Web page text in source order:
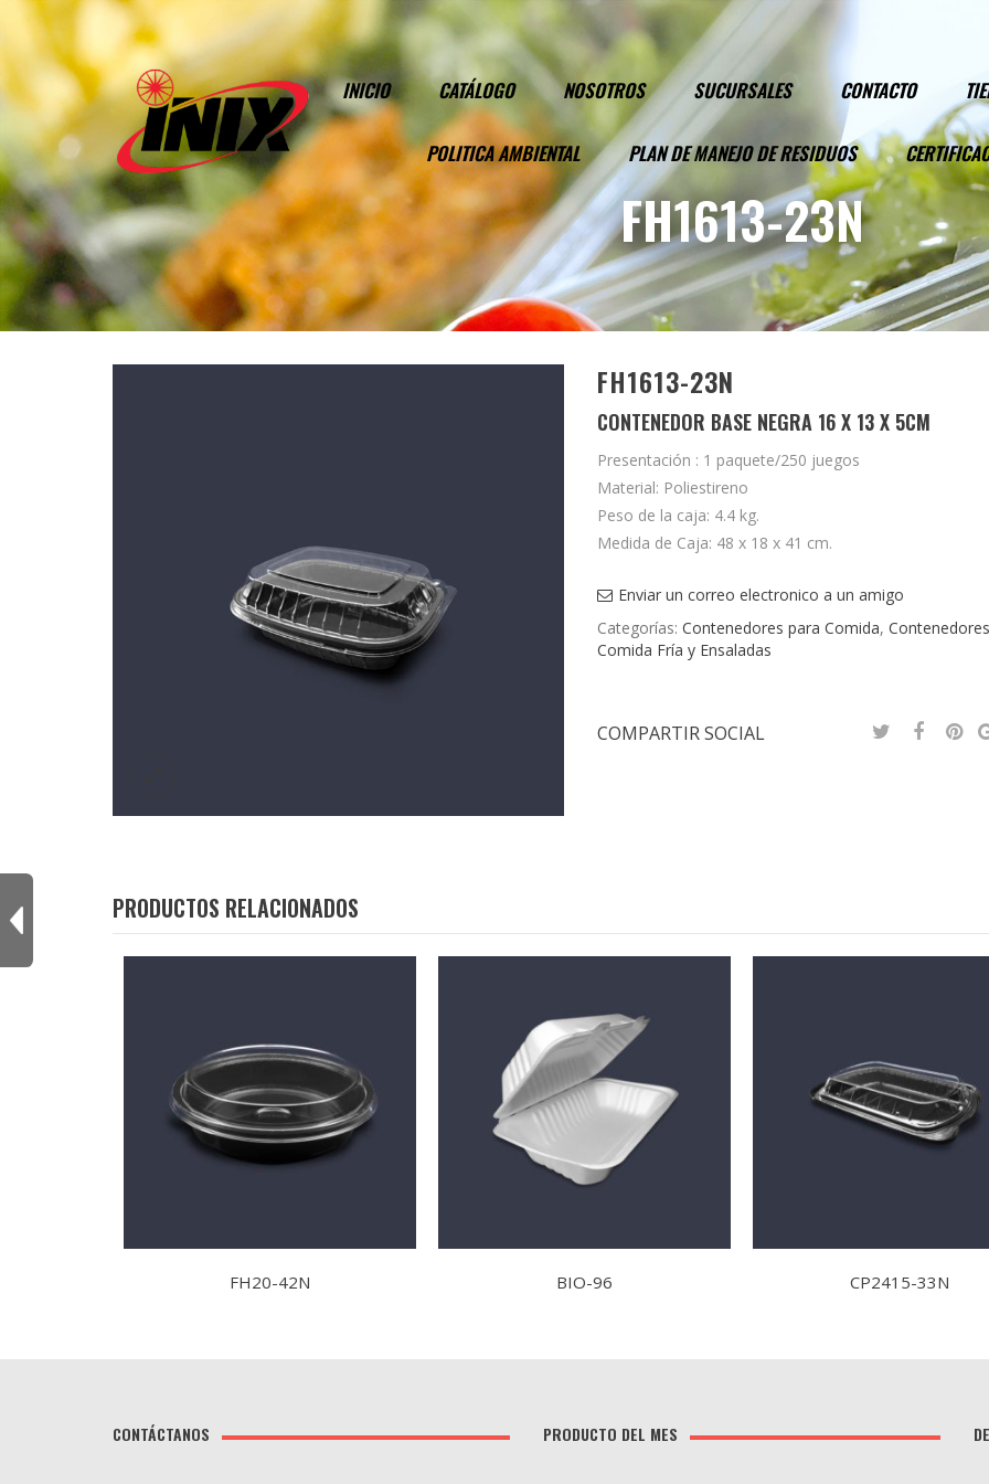
INICIO CATÁLOGO NOSOTROS SUCURSALES CONTACTO
POLITICA AMBIENTAL PLAN DE MANEJO DE RESIDUOS
FH1613-23N
FH1613-23N
CONTENEDOR BASE NEGRA 16 X 13 X 5CM
Presentación : 1 paquete/250 juegos
Material: Poliestireno
Peso de la caja: 4.4 kg.
Medida de Caja: 48 x 18 x 41 cm.
Enviar un correo electronico a un amigo
Categorías: Contenedores para Comida,
Comida Fría y Ensaladas
COMPARTIR SOCIAL
PRODUCTOS RELACIONADOS
FH20-42N BIO-96 CP2415-33N
CONTÁCTANOS PRODUCTO DEL MES